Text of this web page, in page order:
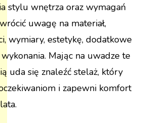
stylu wnętrza oraz wymagań
uwagę na materiał,
wymiary, estetykę, dodatkowe
Mając na uwadze te
uda się znaleźć stelaż, który
i zapewni komfort